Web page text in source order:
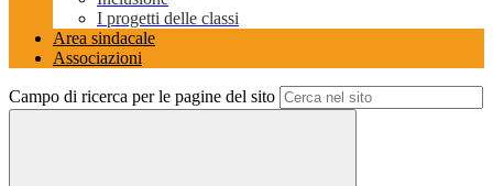
I progetti delle classi
Area sindacale
Associazioni
Campo di ricerca per le pagine del sito